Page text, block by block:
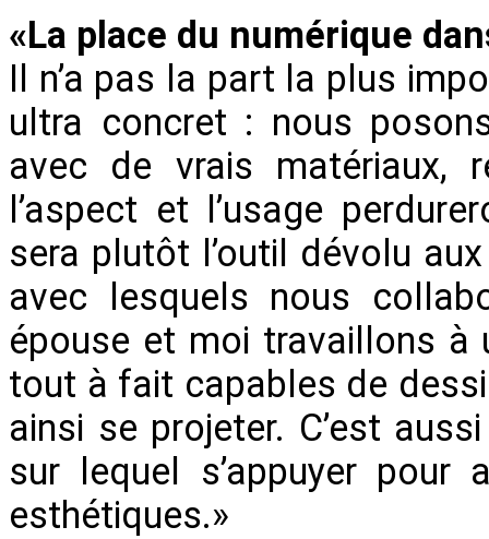
«La place du numérique
Il n’a pas la part la plus
ultra concret : nous
avec de vrais matériaux,
l’aspect et l’usage
sera plutôt l’outil dévolu
avec lesquels nous
épouse et moi travaillons à
tout à fait capables de
ainsi se projeter. C’est
sur lequel s’appuyer pour
esthétiques.»